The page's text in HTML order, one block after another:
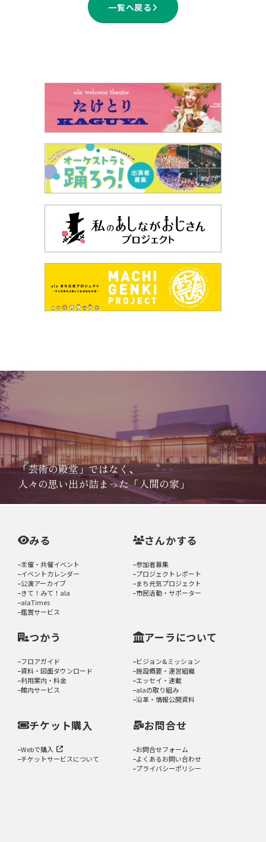
一覧へ戻る
「芸術の殿堂」ではなく、
人々の思い出が詰まった「人間の家」
みる
主催・共催イベント
イベントカレンダー
公演アーカイブ
きて！みて！ala
alaTimes
鑑賞サービス
さんかする
参加者募集
プロジェクトレポート
まち元気プロジェクト
市民活動・サポーター
つかう
フロアガイド
資料・図面ダウンロード
利用案内・料金
館内サービス
アーラについて
ビジョン&ミッション
施設概要・運営組織
エッセイ・連載
alaの取り組み
沿革・情報公開資料
チケット購入
Webで購入
チケットサービスについて
お問合せ
お問合せフォーム
よくあるお問い合わせ
プライバシーポリシー